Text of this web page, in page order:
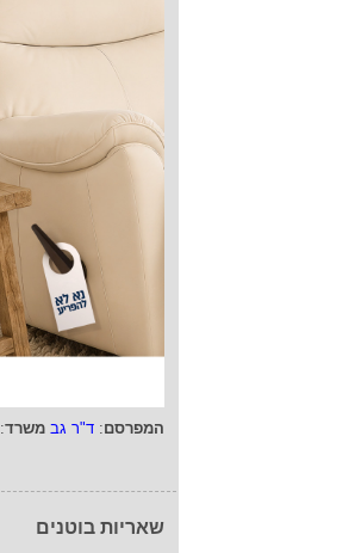
המפרסם: ד"ר גב משרד:
שאריות בוטנים